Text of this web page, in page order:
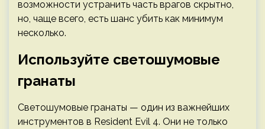
возможности устранить часть врагов скрытно,
но, чаще всего, есть шанс убить как минимум
несколько.
Используйте светошумовые
гранаты
Светошумовые гранаты — один из важнейших
инструментов в Resident Evil 4. Они не только